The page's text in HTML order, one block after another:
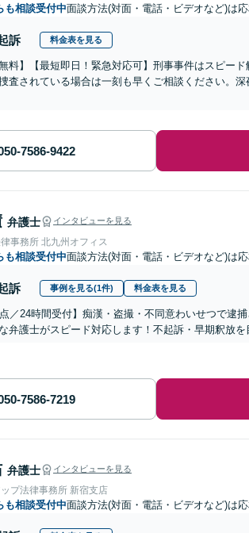
も相談受付中面談方法(対面・電話・ビデオなど)は
訴 料金表を見る
無料】【最短即日！緊急対応可】刑事事件はスピー
査されている場合は一刻も早くご相談ください。
弁護士 インタビューを見る
事務所 北九州オフィス
も相談受付中面談方法(対面・電話・ビデオなど)は
訴 事例を見る(1件) 料金表を見る
点／24時間受付】痴漢・盗撮・不同意わいせつで逮
弁護士がスピード対応します！不起訴・早期釈放を
弁護士 インタビューを見る
プ法律事務所 新宿支店
も相談受付中面談方法(対面・電話・ビデオなど)は